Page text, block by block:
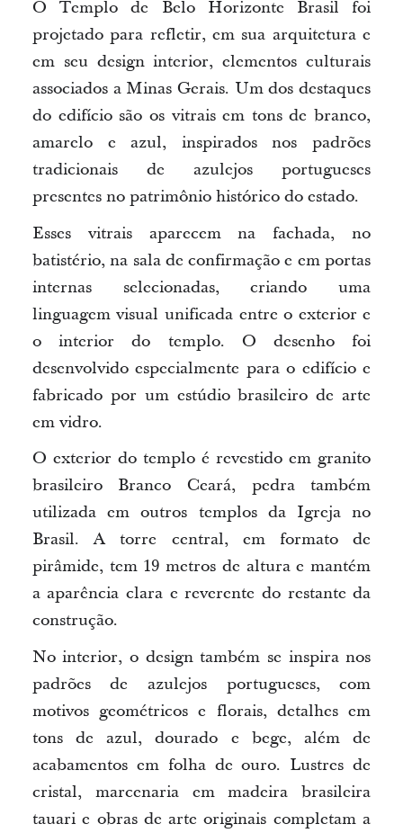
O Templo de Belo Horizonte Brasil foi
projetado para refletir, em sua arquitetura e
em seu design interior, elementos culturais
associados a Minas Gerais. Um dos destaques
do edifício são os vitrais em tons de branco,
amarelo e azul, inspirados nos padrões
tradicionais de azulejos portugueses
presentes no patrimônio histórico do estado.
Esses vitrais aparecem na fachada, no
batistério, na sala de confirmação e em portas
internas selecionadas, criando uma
linguagem visual unificada entre o exterior e
o interior do templo. O desenho foi
desenvolvido especialmente para o edifício e
fabricado por um estúdio brasileiro de arte
em vidro.
O exterior do templo é revestido em granito
brasileiro Branco Ceará, pedra também
utilizada em outros templos da Igreja no
Brasil. A torre central, em formato de
pirâmide, tem 19 metros de altura emantém
aaparência clara e reverente do restante da
construção.
No interior, o design também se inspira nos
padrões de azulejos portugueses, com
motivos geométricos e florais, detalhes em
tons de azul, dourado e bege, além de
acabamentos em folha de ouro. Lustres de
cristal, marcenaria em madeira brasileira
tauari e obras de arte originais completam a